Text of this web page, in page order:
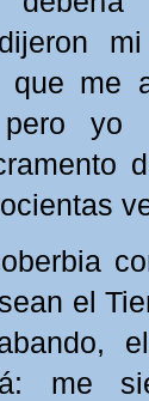
que me
yo
el
me